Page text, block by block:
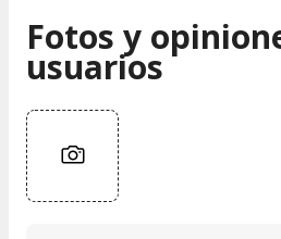
Fotos y
usuarios